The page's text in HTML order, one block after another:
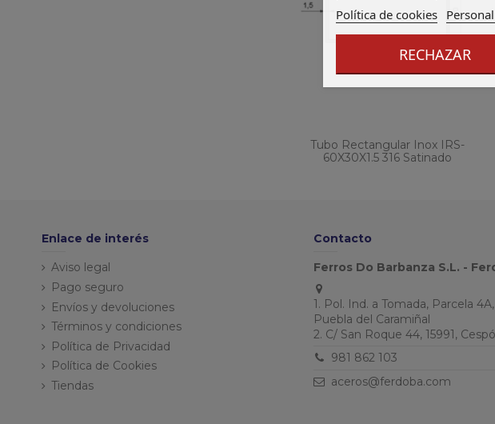
Tubo Rectangular Inox IRS-
60X30X1.5 316 Satinado
Enlace de interés
Aviso legal
Pago seguro
Envíos y devoluciones
Términos y condiciones
Política de Privacidad
Política de Cookies
Tiendas
Contacto
Ferros Do Barbanza S.L. -
1. Pol. Ind. a Tomada, Parcela
Puebla del Caramiñal
2. C/ San Roque 44, 15991,
981 862 103
aceros@ferdoba.com
Política de cookies
RECHAZAR